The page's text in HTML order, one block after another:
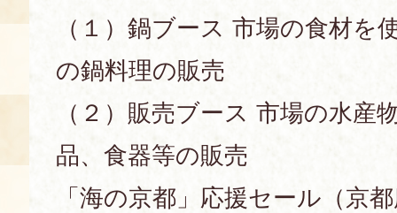
（１）鍋ブース 市場の食材を
の鍋料理の販売
（２）販売ブース 市場の水産
品、食器等の販売
「海の京都」応援セール（京